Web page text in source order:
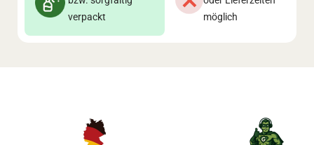
verpackt
möglich